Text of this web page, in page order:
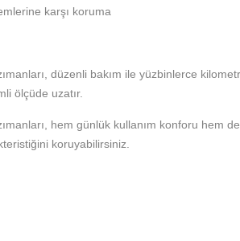
karşı koruma
düzenli bakım ile yüzbinlerce
ölçüde uzatır.
hem günlük kullanım konforu hem
koruyabilirsiniz.